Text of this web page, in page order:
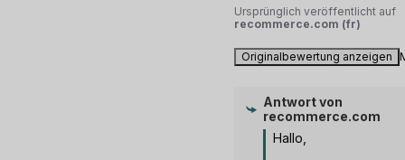
Ursprünglich veröffentlicht auf
recommerce.com (fr)
Originalbewertung anzeigen
Antwort von
recommerce.com
Hallo,